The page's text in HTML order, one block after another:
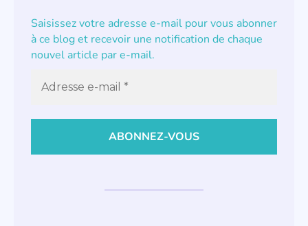
Saisissez votre adresse e-mail pour vous abonner
à ce blog et recevoir une notification de chaque
nouvel article par e-mail.